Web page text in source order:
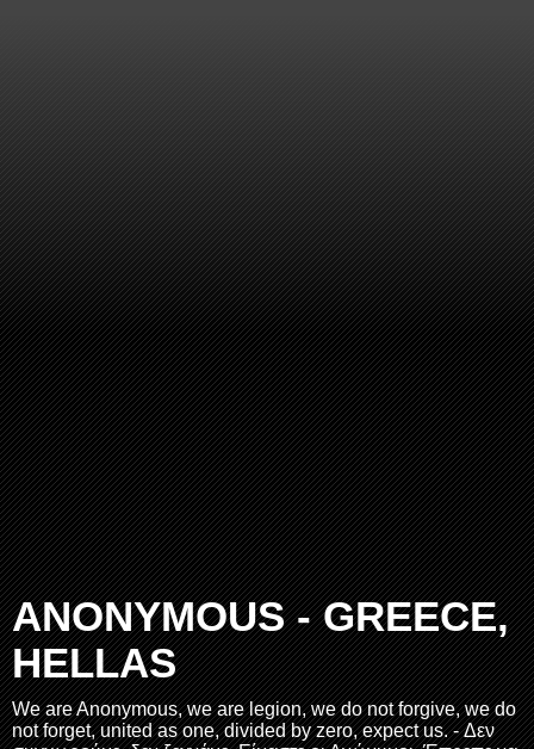
ANONYMOUS - GREECE,
HELLAS
We are Anonymous, we are legion, we do not forgive, we do
not forget, united as one, divided by zero, expect us. - Δεν